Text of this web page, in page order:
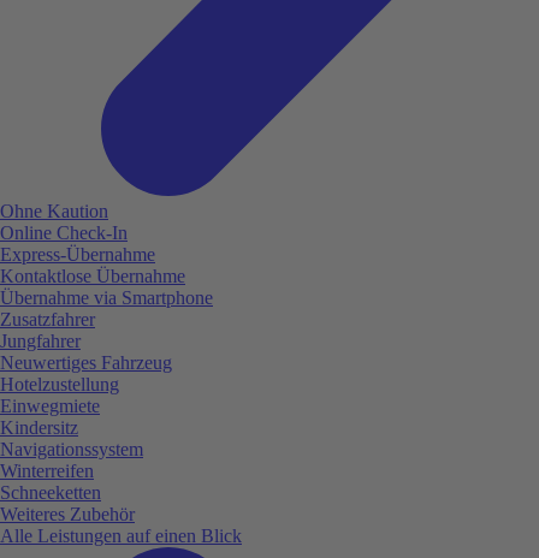
Ohne Kaution
Online Check-In
Express-Übernahme
Kontaktlose Übernahme
Übernahme via Smartphone
Zusatzfahrer
Jungfahrer
Neuwertiges Fahrzeug
Hotelzustellung
Einwegmiete
Kindersitz
Navigationssystem
Winterreifen
Schneeketten
Weiteres Zubehör
Alle Leistungen auf einen Blick